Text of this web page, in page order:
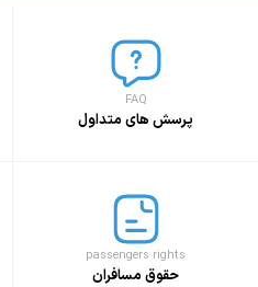
FAQ
پرسش های متداول
passengers rights
حقوق مسافران